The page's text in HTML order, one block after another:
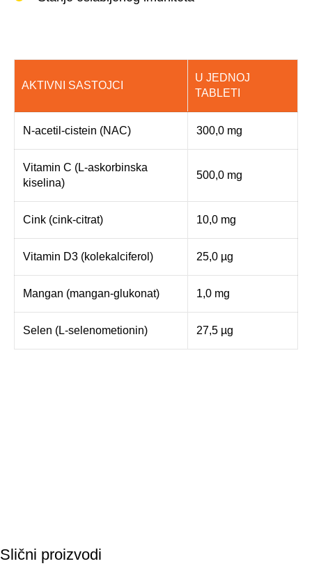
AKTIVNI SASTOJCI
U JEDNOJ
TABLETI
N-acetil-cistein (NAC) 300,0 mg
Vitamin C (L-askorbinska
kiselina)
500,0 mg
Cink (cink-citrat) 10,0 mg
Vitamin D3 (kolekalciferol) 25,0 µg
Mangan (mangan-glukonat) 1,0 mg
Selen (L-selenometionin) 27,5 µg
Slični proizvodi